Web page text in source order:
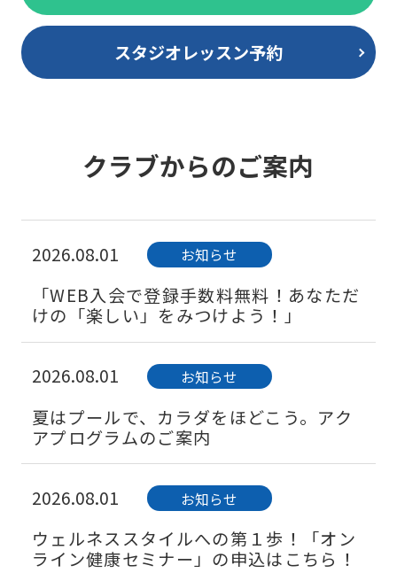
スタジオレッスン予約
クラブからのご案内
2026.08.01 お知らせ
「WEB入会で登録手数料無料！あなただ
けの「楽しい」をみつけよう！」
2026.08.01 お知らせ
夏はプールで、カラダをほどこう。アク
アプログラムのご案内
2026.08.01 お知らせ
ウェルネススタイルへの第１歩！「オン
ライン健康セミナー」の申込はこちら！